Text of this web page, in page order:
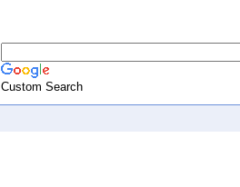
Custom Search